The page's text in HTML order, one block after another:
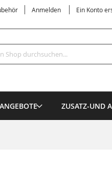
Anmelden Ein Konto
ANGEBOTE ZUSATZ-UND